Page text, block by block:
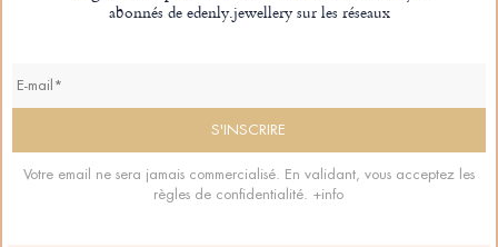
abonnés de edenly.jewellery sur les réseaux
Votre email ne sera jamais commercialisé. En validant, vous acceptez les
règles de confidentialité. +info